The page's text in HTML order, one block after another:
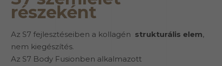
részeként
Az S7 fejlesztéseiben a kollagén strukturális elem,
nem kiegészítés.
Az S7 Body Fusionben alkalmazott